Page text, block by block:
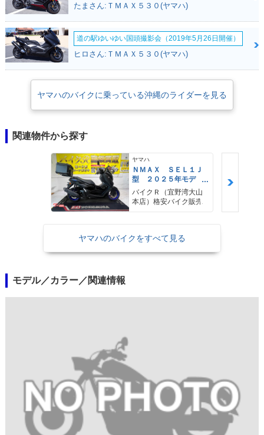
たまさん:ＴＭＡＸ５３０(ヤマハ)
道の駅ゆいゆい国頭撮影会（2019年5月26日開催）
ヒロさん:ＴＭＡＸ５３０(ヤマハ)
ヤマハのバイクに乗っている沖縄のライダーを見る
関連物件から探す
ヤマハ
ＮＭＡＸ ＳＥＬ１Ｊ
型 ２０２５年モデ
ル ＡＢＳ キーレ
ス リアキャリア リ
アＢＯＸ
バイクＲ（宜野湾大山
本店）格安バイク販売
ヤマハのバイクをすべて見る
モデル／カラー／関連情報